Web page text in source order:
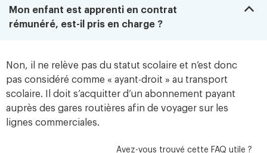
B
Mon enfant est apprenti en contrat
rémunéré, est-il pris en charge ?
Non, il ne relève pas du statut scolaire et n’est donc
pas considéré comme « ayant-droit » au transport
scolaire. Il doit s’acquitter d’un abonnement payant
auprès des gares routières afin de voyager sur les
lignes commerciales.
Avez-vous trouvé cette FAQ utile ?